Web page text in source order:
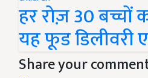
हर रोज़ 30 बच्चों
यह फूड डिलीवरी
Share your